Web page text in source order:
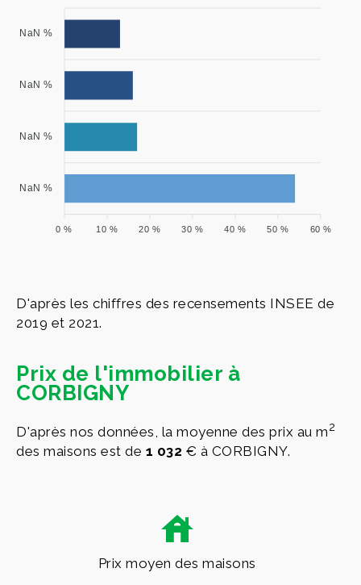
NaN %
NaN %
NaN %
NaN %
60 %
50 %
40 %
30 %
20 %
10 %
0 %
D'après les chiffres des recensements INSEE de
2019 et 2021.
Prix de l'immobilier à
CORBIGNY
D'après nos données, la moyenne des prix au m2
des maisons est de 1 032 € à CORBIGNY.
Prix moyen des maisons